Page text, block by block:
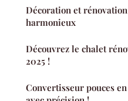
Décoration et
harmonieux
Découvrez le chalet
2025 !
Convertisseur pouces